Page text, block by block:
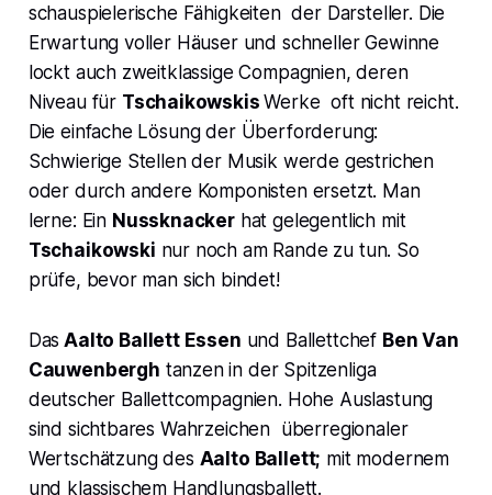
schauspielerische Fähigkeiten der Darsteller. Die
Erwartung voller Häuser und schneller Gewinne
lockt auch zweitklassige Compagnien, deren
Niveau für TschaikowskisWerke oft nicht reicht.
Die einfache Lösung der Überforderung:
Schwierige Stellen der Musik werde gestrichen
oder durch andere Komponisten ersetzt. Man
lerne: Ein Nussknackerhat gelegentlich mit
Tschaikowski nur noch am Rande zu tun. So
prüfe, bevor man sich bindet!
Das Aalto Ballett Essen und Ballettchef Ben Van
Cauwenbergh tanzen in der Spitzenliga
deutscher Ballettcompagnien. Hohe Auslastung
sind sichtbares Wahrzeichen überregionaler
Wertschätzung des Aalto Ballett; mit modernem
und klassischem Handlungsballett.